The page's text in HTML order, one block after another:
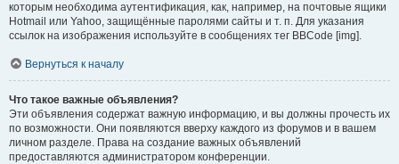
которым необходима аутентификация, как, например, на почтовые ящики
Hotmail или Yahoo, защищённые паролями сайты и т. п. Для указания
ссылок на изображения используйте в сообщениях тег BBCode [img].
Вернуться к началу
Что такое важные объявления?
Эти объявления содержат важную информацию, и вы должны прочесть их
по возможности. Они появляются вверху каждого из форумов и в вашем
личном разделе. Права на создание важных объявлений
предоставляются администратором конференции.